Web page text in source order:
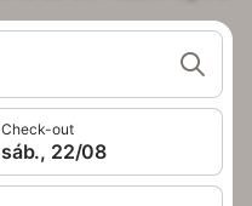
Check-out
sáb., 22/08